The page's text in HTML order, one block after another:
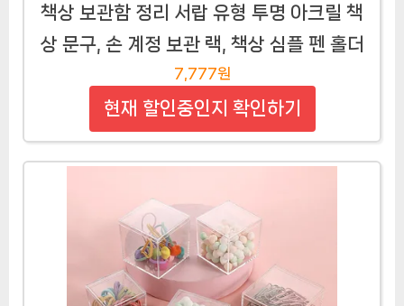
책상 보관함 정리 서랍 유형 투명 아크릴 책
상 문구, 손 계정 보관 랙, 책상 심플 펜 홀더
7,777원
현재 할인중인지 확인하기